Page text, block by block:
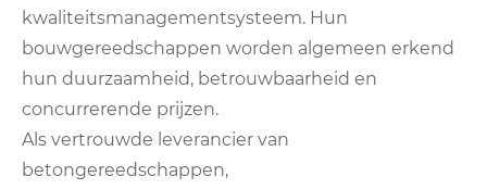
kwaliteitsmanagementsysteem. Hun
bouwgereedschappen worden algemeen erkend
hun duurzaamheid, betrouwbaarheid en
concurrerende prijzen.
Als vertrouwde leverancier van
betongereedschappen,